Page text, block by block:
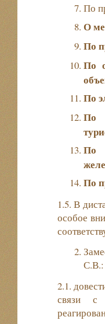
По
О
По
По
По
По
По
По
1.5. В
особое
С.В.:
2.1.
связи с